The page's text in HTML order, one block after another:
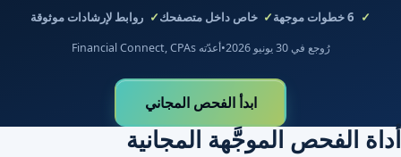
6خطوات موجهة خاص داخل متصفحك روابط لإرشادات موثوقة
رُوجع في 30 يونيو 2026 •أعدّته Financial Connect, CPAs
ابدأ الفحص المجاني
أداة الفحص الموجَّهة المجانية